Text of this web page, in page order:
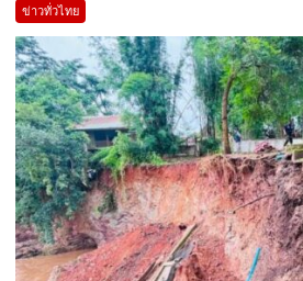
ข่าวทั่วไทย